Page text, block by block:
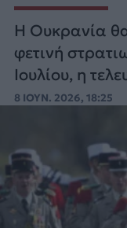
Η Ουκρανία
φετινή
Ιουλίου, η
του Μακρόν
8 ΙΟΥΝ. 2026, 18:25